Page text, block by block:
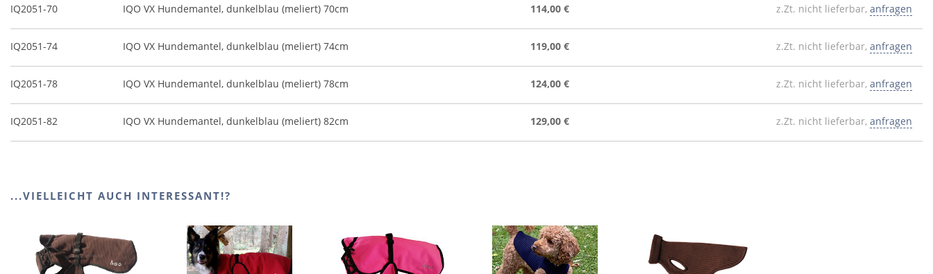
IQ2051-70 IQO VX Hundemantel, dunkelblau (meliert) 70cm 114,00 € z.Zt. nicht lieferbar, anfragen
IQ2051-74 IQO VX Hundemantel, dunkelblau (meliert) 74cm 119,00 € z.Zt. nicht lieferbar, anfragen
IQ2051-78 IQO VX Hundemantel, dunkelblau (meliert) 78cm 124,00 € z.Zt. nicht lieferbar, anfragen
IQ2051-82 IQO VX Hundemantel, dunkelblau (meliert) 82cm 129,00 € z.Zt. nicht lieferbar, anfragen
...VIELLEICHT AUCH INTERESSANT!?